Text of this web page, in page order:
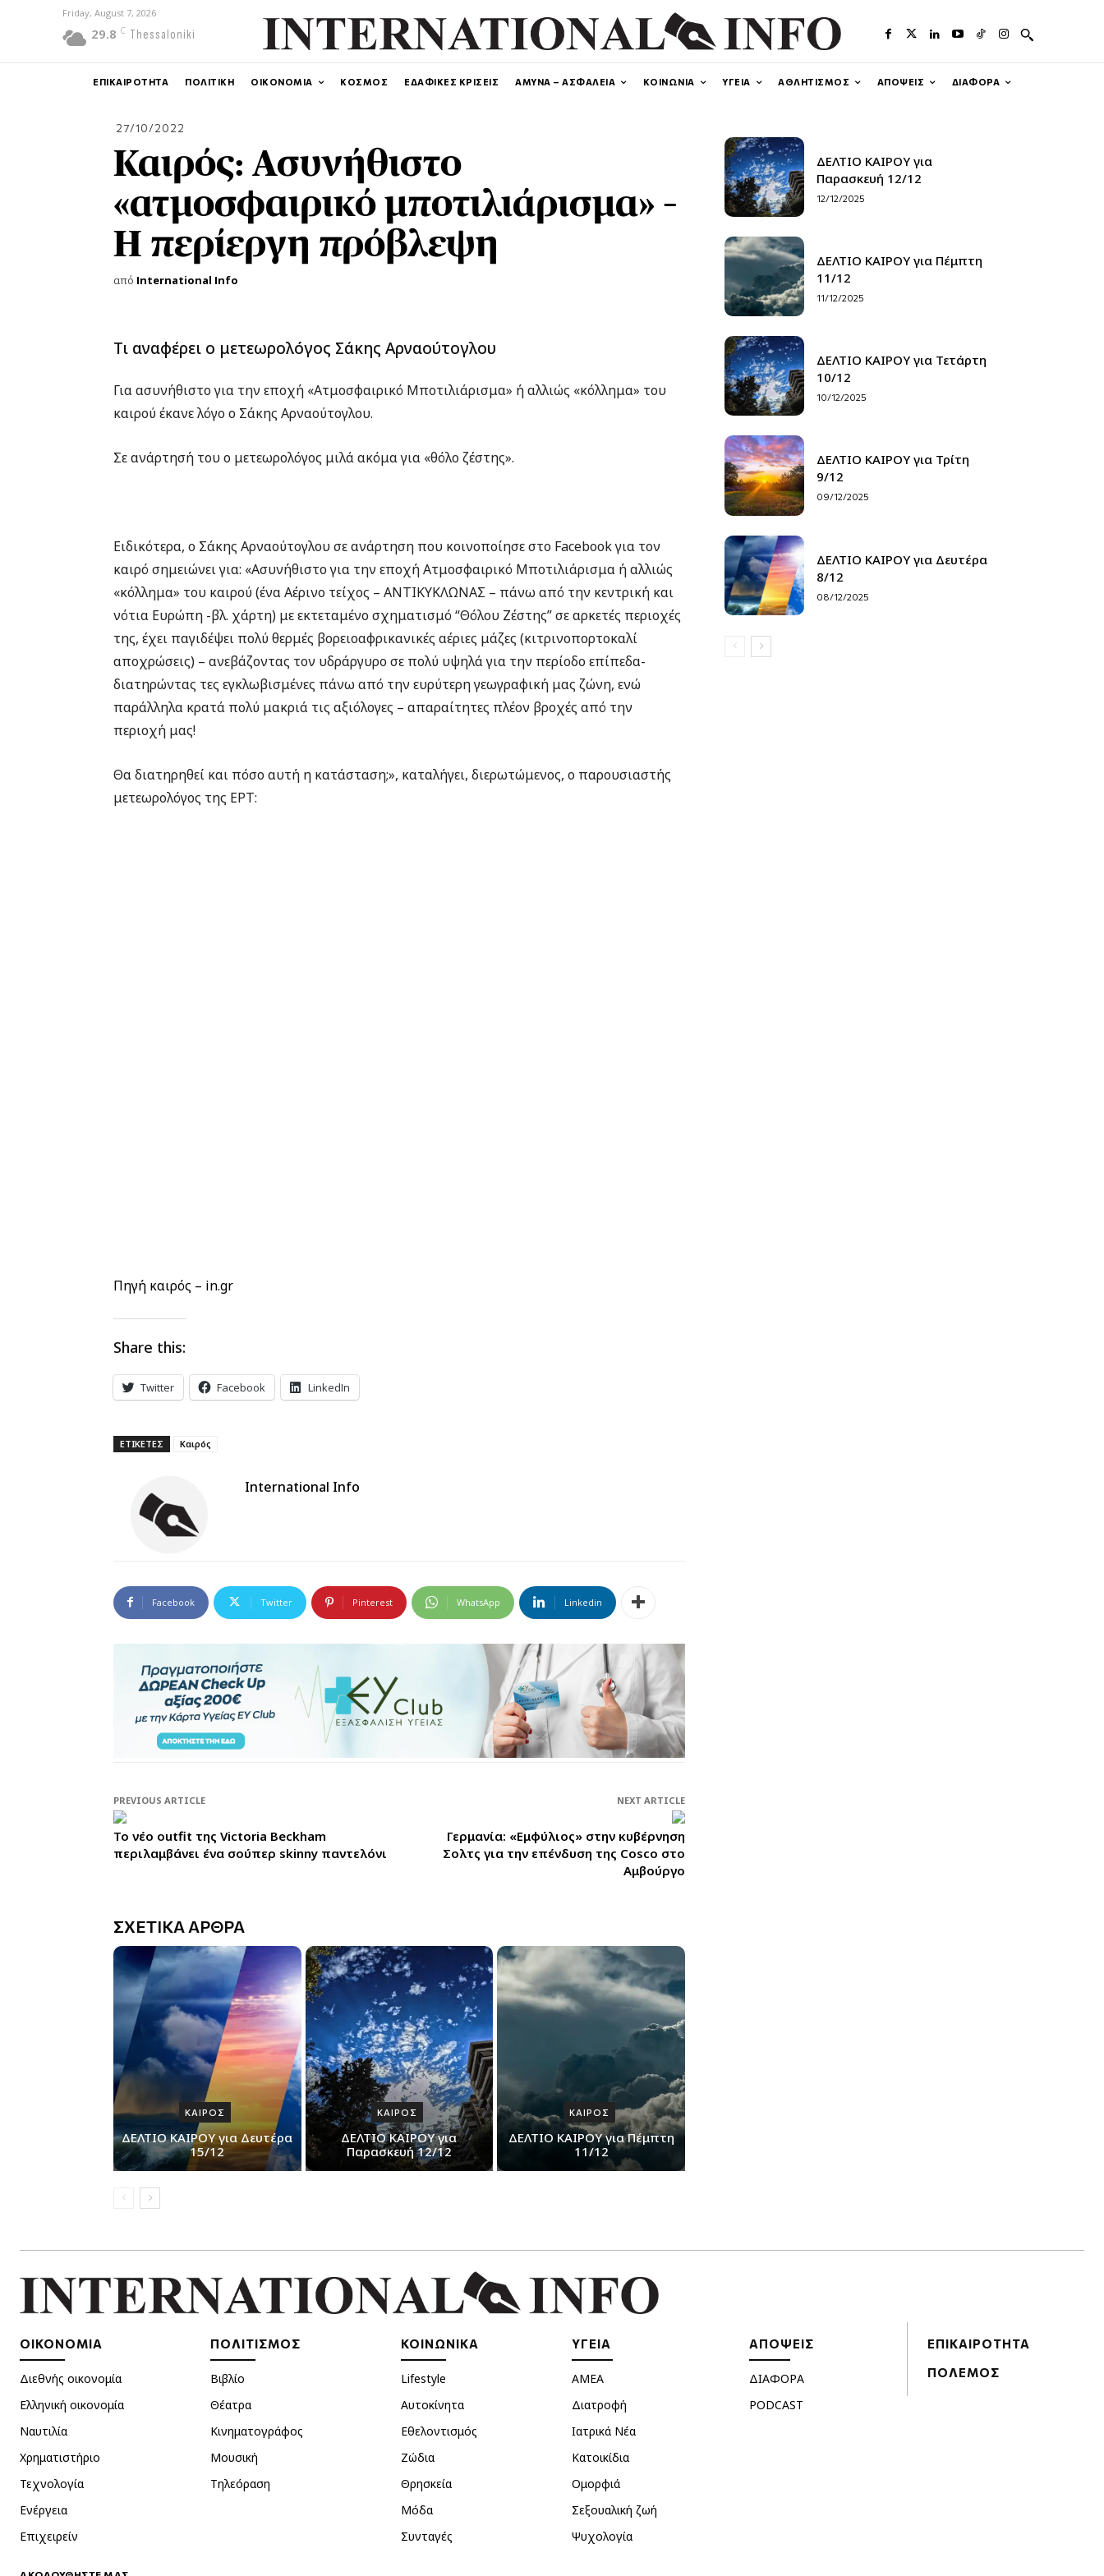
Friday, August 7, 2026
29.8 C Thessaloniki
ΕΠΙΚΑΙΡΟΤΗΤΑ ΠΟΛΙΤΙΚΗ ΟΙΚΟΝΟΜΙΑ ΚΟΣΜΟΣ ΕΔΑΦΙΚΕΣ ΚΡΙΣΕΙΣ ΑΜΥΝΑ – ΑΣΦΑΛΕΙΑ ΚΟΙΝΩΝΙΑ ΥΓΕΙΑ ΑΘΛΗΤΙΣΜΟΣ ΑΠΟΨΕΙΣ ΔΙΑΦΟΡΑ
27/10/2022
Καιρός: Ασυνήθιστο
«ατμοσφαιρικό μποτιλιάρισμα» –
Η περίεργη πρόβλεψη
από International Info
Τι αναφέρει ο μετεωρολόγος Σάκης Αρναούτογλου
Για ασυνήθιστο για την εποχή «Ατμοσφαιρικό Μποτιλιάρισμα» ή αλλιώς «κόλλημα» του
καιρού έκανε λόγο ο Σάκης Αρναούτογλου.
Σε ανάρτησή του ο μετεωρολόγος μιλά ακόμα για «θόλο ζέστης».
Ειδικότερα, ο Σάκης Αρναούτογλου σε ανάρτηση που κοινοποίησε στο Facebook για τον
καιρό σημειώνει για: «Ασυνήθιστο για την εποχή Ατμοσφαιρικό Μποτιλιάρισμα ή αλλιώς
«κόλλημα» του καιρού (ένα Aέρινο τείχος – ΑΝΤΙΚΥΚΛΩΝΑΣ – πάνω από την κεντρική και
νότια Ευρώπη -βλ. χάρτη) με εκτεταμένο σχηματισμό “Θόλου Ζέστης” σε αρκετές περιοχές
της, έχει παγιδέψει πολύ θερμές βορειοαφρικανικές αέριες μάζες (κιτρινοπορτοκαλί
αποχρώσεις) – ανεβάζοντας τον υδράργυρο σε πολύ υψηλά για την περίοδο επίπεδα-
διατηρώντας τες εγκλωβισμένες πάνω από την ευρύτερη γεωγραφική μας ζώνη, ενώ
παράλληλα κρατά πολύ μακριά τις αξιόλογες – απαραίτητες πλέον βροχές από την
περιοχή μας!
Θα διατηρηθεί και πόσο αυτή η κατάσταση;», καταλήγει, διερωτώμενος, ο παρουσιαστής
μετεωρολόγος της ΕΡΤ:
Πηγή καιρός – in.gr
Share this:
Twitter Facebook LinkedIn
ΕΤΙΚΕΤΕΣ Καιρός
International Info
Facebook Twitter Pinterest WhatsApp Linkedin
PREVIOUS ARTICLE
To νέο outfit της Victoria Beckham
περιλαμβάνει ένα σούπερ skinny παντελόνι
NEXT ARTICLE
Γερμανία: «Εμφύλιος» στην κυβέρνηση
Σολτς για την επένδυση της Cosco στο
Αμβούργο
ΣΧΕΤΙΚΑ ΑΡΘΡΑ
ΚΑΙΡΟΣ
ΔΕΛΤΙΟ ΚΑΙΡΟΥ για Δευτέρα
15/12
ΚΑΙΡΟΣ
ΔΕΛΤΙΟ ΚΑΙΡΟΥ για
Παρασκευή 12/12
ΚΑΙΡΟΣ
ΔΕΛΤΙΟ ΚΑΙΡΟΥ για Πέμπτη
11/12
ΔΕΛΤΙΟ ΚΑΙΡΟΥ για
Παρασκευή 12/12
12/12/2025
ΔΕΛΤΙΟ ΚΑΙΡΟΥ για Πέμπτη
11/12
11/12/2025
ΔΕΛΤΙΟ ΚΑΙΡΟΥ για Τετάρτη
10/12
10/12/2025
ΔΕΛΤΙΟ ΚΑΙΡΟΥ για Τρίτη
9/12
09/12/2025
ΔΕΛΤΙΟ ΚΑΙΡΟΥ για Δευτέρα
8/12
08/12/2025
ΟΙΚΟΝΟΜΙΑ
Διεθνής οικονομία
Ελληνική οικονομία
Ναυτιλία
Χρηματιστήριο
Τεχνολογία
Ενέργεια
Επιχειρείν
ΠΟΛΙΤΙΣΜΟΣ
Βιβλίο
Θέατρα
Κινηματογράφος
Μουσική
Τηλεόραση
ΚΟΙΝΩΝΙΚΑ
Lifestyle
Αυτοκίνητα
Εθελοντισμός
Ζώδια
Θρησκεία
Μόδα
Συνταγές
ΥΓΕΙΑ
ΑΜΕΑ
Διατροφή
Ιατρικά Νέα
Κατοικίδια
Ομορφιά
Σεξουαλική ζωή
Ψυχολογία
ΑΠΟΨΕΙΣ
ΔΙΑΦΟΡΑ
PODCAST
ΕΠΙΚΑΙΡΟΤΗΤΑ
ΠΟΛΕΜΟΣ